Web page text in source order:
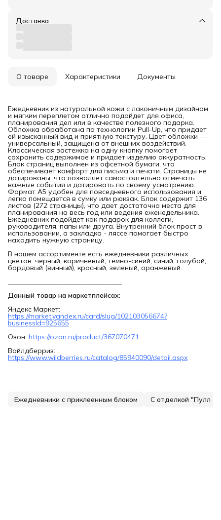
Доставка
О товаре Характеристики Документы
Ежедневник из натуральной кожи с лаконичным дизайном
и мягким переплетом отлично подойдет для офиса,
планирования дел или в качестве полезного подарка.
Обложка обработана по технологии Pull-Up, что придает
ей изысканный вид и приятную текстуру. Цвет обложки —
универсальный, защищена от внешних воздействий.
Классическая застежка на одну кнопку помогает
сохранить содержимое и придает изделию аккуратность.
Блок страниц выполнен из офсетной бумаги, что
обеспечивает комфорт для письма и печати. Страницы не
датированы, что позволяет самостоятельно отмечать
важные события и датировать по своему усмотрению.
Формат А5 удобен для повседневного использования и
легко помещается в сумку или рюкзак. Блок содержит 136
листов (272 страницы), что дает достаточно места для
планирования на весь год или ведения еженедельника.
Ежедневник подойдет как подарок для коллеги,
руководителя, папы или друга. Внутренний блок прост в
использовании, а закладка - ляссе помогает быстро
находить нужную страницу.
В нашем ассортименте есть ежедневники различных
цветов: черный, коричневый, темно-синий, синий, голубой,
бордовый (винный), красный, зеленый, оранжевый.
Данный товар на маркетплейсах:
Яндекс Маркет:
https://market.yandex.ru/card/slug/102103056674?
businessId=925655
Озон: https://ozon.ru/product/367070471
Вайлдберриз:
https://www.wildberries.ru/catalog/85940090/detail.aspx
Ежедневники с приклеенным блоком С отделкой "Пулл